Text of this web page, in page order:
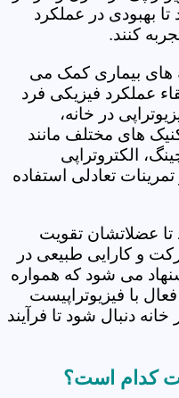
بهبودی در عملکرد
کنند.
های بیماری کمک می
عملکرد فیزیکی فرد
در خانه،
های مختلف مانند
الکتروتراپی
تعادلی استفاده
تا عضلاتشان تقویت
و کارایی طبیعی در
می شود که همواره
با فیزیوتراپیست
دنبال شود تا فرآیند
کدام است؟